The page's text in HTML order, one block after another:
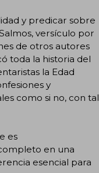
y predicar sobre
versículo por
de otros autores
toda la historia del
la Edad
y
como si no, con tal
es
en una
esencial para